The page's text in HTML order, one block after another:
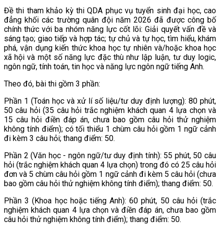
Đề thi tham khảo kỳ thi QDA phục vụ tuyển sinh đại học, cao
đẳng khối các trường quân đội năm 2026 đã được công bố
chính thức với ba nhóm năng lực cốt lõi: Giải quyết vấn đề và
sáng tạo; giao tiếp và hợp tác; tự chủ và tự học, tìm hiểu, khám
phá, vận dụng kiến thức khoa học tự nhiên và/hoặc khoa học
xã hội và một số năng lực đặc thù như lập luận, tư duy logic,
ngôn ngữ, tính toán, tin học và năng lực ngôn ngữ tiếng Anh.
Theo đó, bài thi gồm 3 phần:
Phần 1 (Toán học và xử lí số liệu/tư duy định lượng): 80 phút,
50 câu hỏi (35 câu hỏi trắc nghiệm khách quan 4 lựa chọn và
15 câu hỏi điền đáp án, chưa bao gồm câu hỏi thử nghiệm
không tính điểm); có tối thiểu 1 chùm câu hỏi gồm 1 ngữ cảnh
đi kèm 3 câu hỏi; thang điểm: 50.
Phần 2 (Văn học - ngôn ngữ/tư duy định tính): 55 phút, 50 câu
hỏi (trắc nghiệm khách quan 4 lựa chọn) trong đó có 25 câu hỏi
đơn và 5 chùm câu hỏi gồm 1 ngữ cảnh đi kèm 5 câu hỏi (chưa
bao gồm câu hỏi thử nghiệm không tính điểm); thang điểm: 50.
Phần 3 (Khoa học hoặc tiếng Anh): 60 phút, 50 câu hỏi (trắc
nghiệm khách quan 4 lựa chọn và điền đáp án, chưa bao gồm
câu hỏi thử nghiệm không tính điểm); thang điểm: 50.